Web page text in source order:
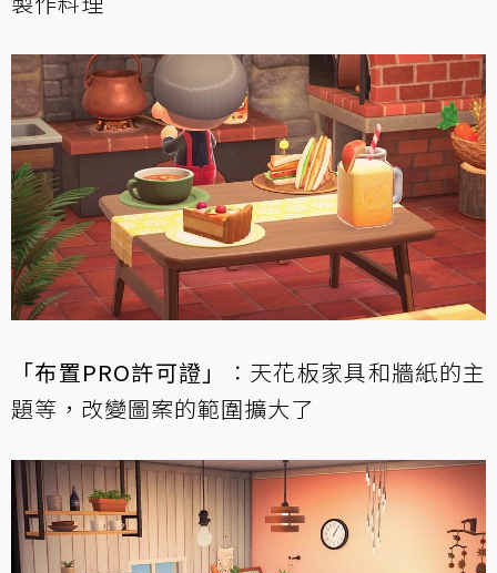
「布置PRO許可證」
：天花板家具和牆紙的主
題等，改變圖案的範圍擴大了